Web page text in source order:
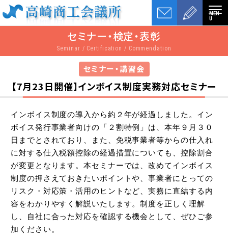
MEN
U
セミナー・検定・表彰
Seminar / Certification / Commendation
セミナー・講習会
【7月23日開催】インボイス制度実務対応セミナー
インボイス制度の導入から約２年が経過しました。イン
ボイス発行事業者向けの「２割特例」は、本年９月３０
日までとされており、また、免税事業者等からの仕入れ
に対する仕入税額控除の経過措置についても、控除割合
が変更となります。本セミナーでは、改めてインボイス
制度の押さえておきたいポイントや、事業者にとっての
リスク・対応策・活用のヒントなど、実務に直結する内
容をわかりやすく解説いたします。制度を正しく理解
し、自社に合った対応を確認する機会として、ぜひご参
加ください。